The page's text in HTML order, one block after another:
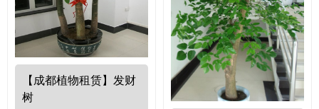
【成都植物租赁】发财
树